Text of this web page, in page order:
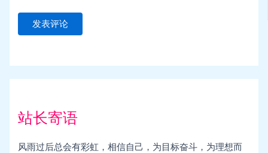
站长寄语
风雨过后总会有彩虹，相信自己，为目标奋斗，为理想而